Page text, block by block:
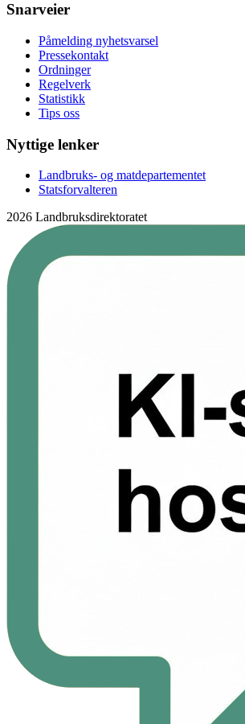
Snarveier
Påmelding nyhetsvarsel
Pressekontakt
Ordninger
Regelverk
Statistikk
Tips oss
Nyttige lenker
Landbruks- og matdepartementet
Statsforvalteren
2026 Landbruksdirektoratet